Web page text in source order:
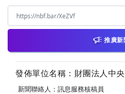
推廣新
發佈單位名稱：財團法人中
新聞聯絡人：訊息服務核稿員